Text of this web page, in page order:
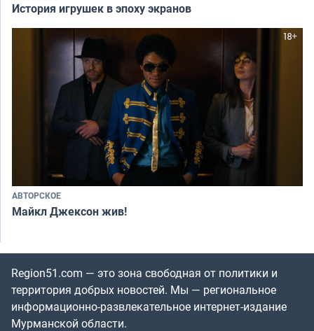
История игрушек в эпоху экранов
АВТОРСКОЕ
Майкл Джексон жив!
Region51.com — это зона свободная от политики и
территория добрых новостей. Мы — региональное
информационно-развлекательное интернет-издание
Мурманской области.